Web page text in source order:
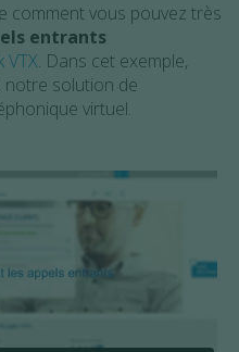
comment vous pouvez très
entrants
VTX. Dans cet exemple,
notre solution de
virtuel.